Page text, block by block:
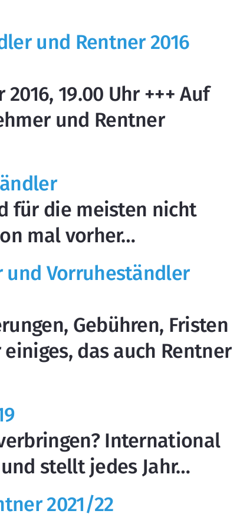
und Rentner 2016
19.00 Uhr +++ Auf
und Rentner
für die meisten nicht
mal vorher…
und Vorruheständler
Gebühren, Fristen
das auch Rentner
International
stellt jedes Jahr…
2021/22